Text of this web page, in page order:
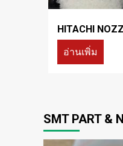
HITACHI
อ่านเพิ่ม
SMT PART &